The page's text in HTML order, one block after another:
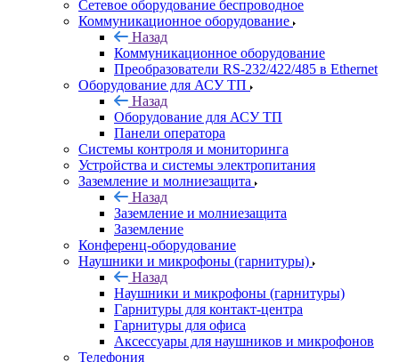
Сетевое оборудование беспроводное
Коммуникационное оборудование
Назад
Коммуникационное оборудование
Преобразователи RS-232/422/485 в Ethernet
Оборудование для АСУ ТП
Назад
Оборудование для АСУ ТП
Панели оператора
Системы контроля и мониторинга
Устройства и системы электропитания
Заземление и молниезащита
Назад
Заземление и молниезащита
Заземление
Конференц-оборудование
Наушники и микрофоны (гарнитуры)
Назад
Наушники и микрофоны (гарнитуры)
Гарнитуры для контакт-центра
Гарнитуры для офиса
Аксессуары для наушников и микрофонов
Телефония